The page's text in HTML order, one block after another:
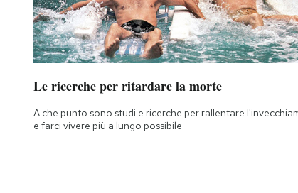
Le ricerche per ritardare la morte
A che punto sono studi e ricerche per rallentare
e farci vivere più a lungo possibile